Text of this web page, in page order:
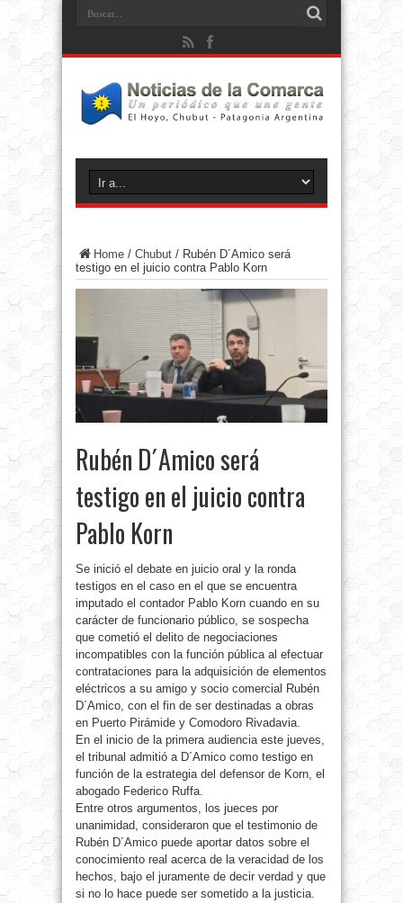
Home / Chubut / Rubén D´Amico será
testigo en el juicio contra Pablo Korn
Rubén D´Amico será
testigo en el juicio contra
Pablo Korn
Se inició el debate en juicio oral y la ronda
testigos en el caso en el que se encuentra
imputado el contador Pablo Korn cuando en su
carácter de funcionario público, se sospecha
que cometió el delito de negociaciones
incompatibles con la función pública al efectuar
contrataciones para la adquisición de elementos
eléctricos a su amigo y socio comercial Rubén
D´Amico, con el fin de ser destinadas a obras
en Puerto Pirámide y Comodoro Rivadavia.
En el inicio de la primera audiencia este jueves,
el tribunal admitió a D´Amico como testigo en
función de la estrategia del defensor de Korn, el
abogado Federico Ruffa.
Entre otros argumentos, los jueces por
unanimidad, consideraron que el testimonio de
Rubén D´Amico puede aportar datos sobre el
conocimiento real acerca de la veracidad de los
hechos, bajo el juramente de decir verdad y que
si no lo hace puede ser sometido a la justicia.